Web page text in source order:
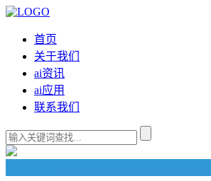
首页
关于我们
ai资讯
ai应用
联系我们